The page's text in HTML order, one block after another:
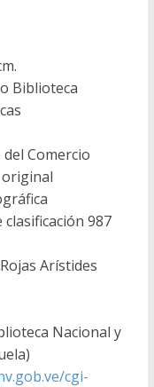
Biblioteca
del Comercio
987
Arístides
Nacional y
cgi-